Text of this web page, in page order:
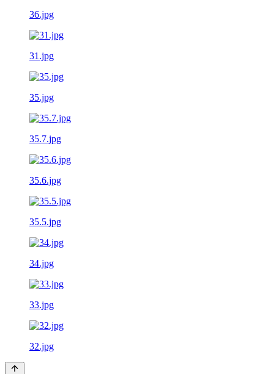
36.jpg
31.jpg
35.jpg
35.7.jpg
35.6.jpg
35.5.jpg
34.jpg
33.jpg
32.jpg